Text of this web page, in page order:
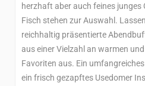
herzhaft aber auch feines
Fisch stehen zur Auswahl.
reichhaltig präsentierte
aus einer Vielzahl an warmen
Favoriten aus. Ein
ein frisch gezapftes Usedomer